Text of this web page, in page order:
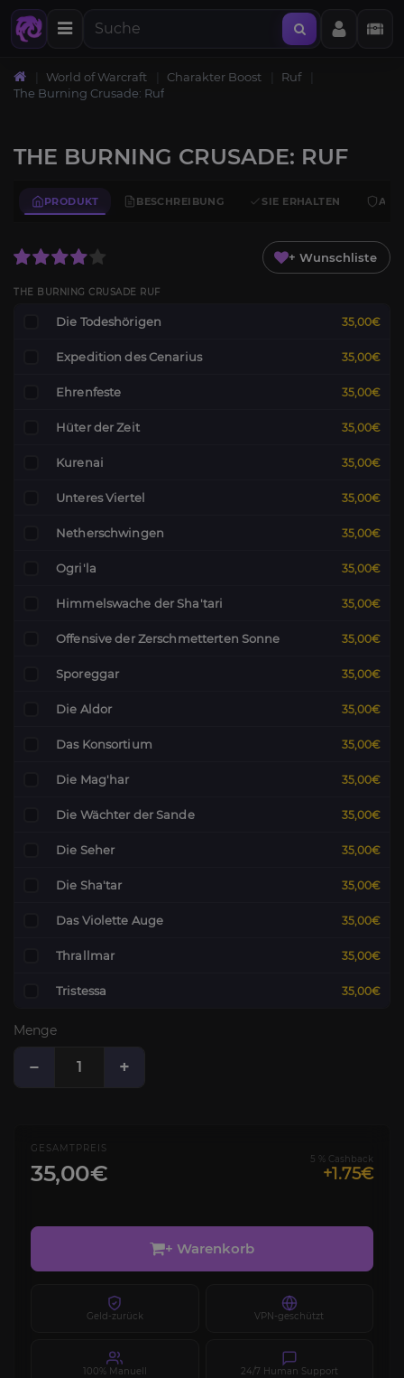
World of Warcraft Charakter Boost
Ruf
The Burning Crusade: Ruf
THE BURNING CRUSADE: RUF
PRODUKT BESCHREIBUNG SIE ERHALTEN
+ Wunschliste
THE BURNING CRUSADE RUF
Die Todeshörigen 35,00€
Expedition des Cenarius 35,00€
Ehrenfeste 35,00€
Hüter der Zeit 35,00€
Kurenai 35,00€
Unteres Viertel 35,00€
Netherschwingen 35,00€
Ogri'la 35,00€
Himmelswache der Sha'tari 35,00€
Offensive der Zerschmetterten Sonne 35,00€
Sporeggar 35,00€
Die Aldor 35,00€
Das Konsortium 35,00€
Die Mag'har 35,00€
Die Wächter der Sande 35,00€
Die Seher 35,00€
Die Sha'tar 35,00€
Das Violette Auge 35,00€
Thrallmar 35,00€
Tristessa 35,00€
Menge
− +
GESAMTPREIS
35,00€
5 % Cashback
+1.75€
+ Warenkorb
Geld-zurück VPN-geschützt
100% Manuell 24/7 Human Support